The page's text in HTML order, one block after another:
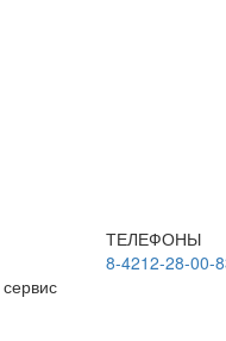
ТЕЛЕФОНЫ
8-4212-28-00-